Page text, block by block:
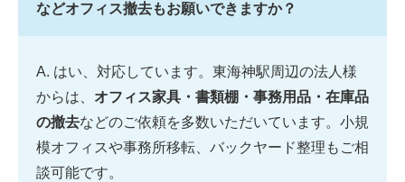
などオフィス撤去もお願いできますか？
A. はい、対応しています。東海神駅周辺の法人様
からは、 オフィス家具・書類棚・事務用品・在庫品
の撤去などのご依頼を多数いただいています。小規
模オフィスや事務所移転、バックヤード整理もご相
談可能です。